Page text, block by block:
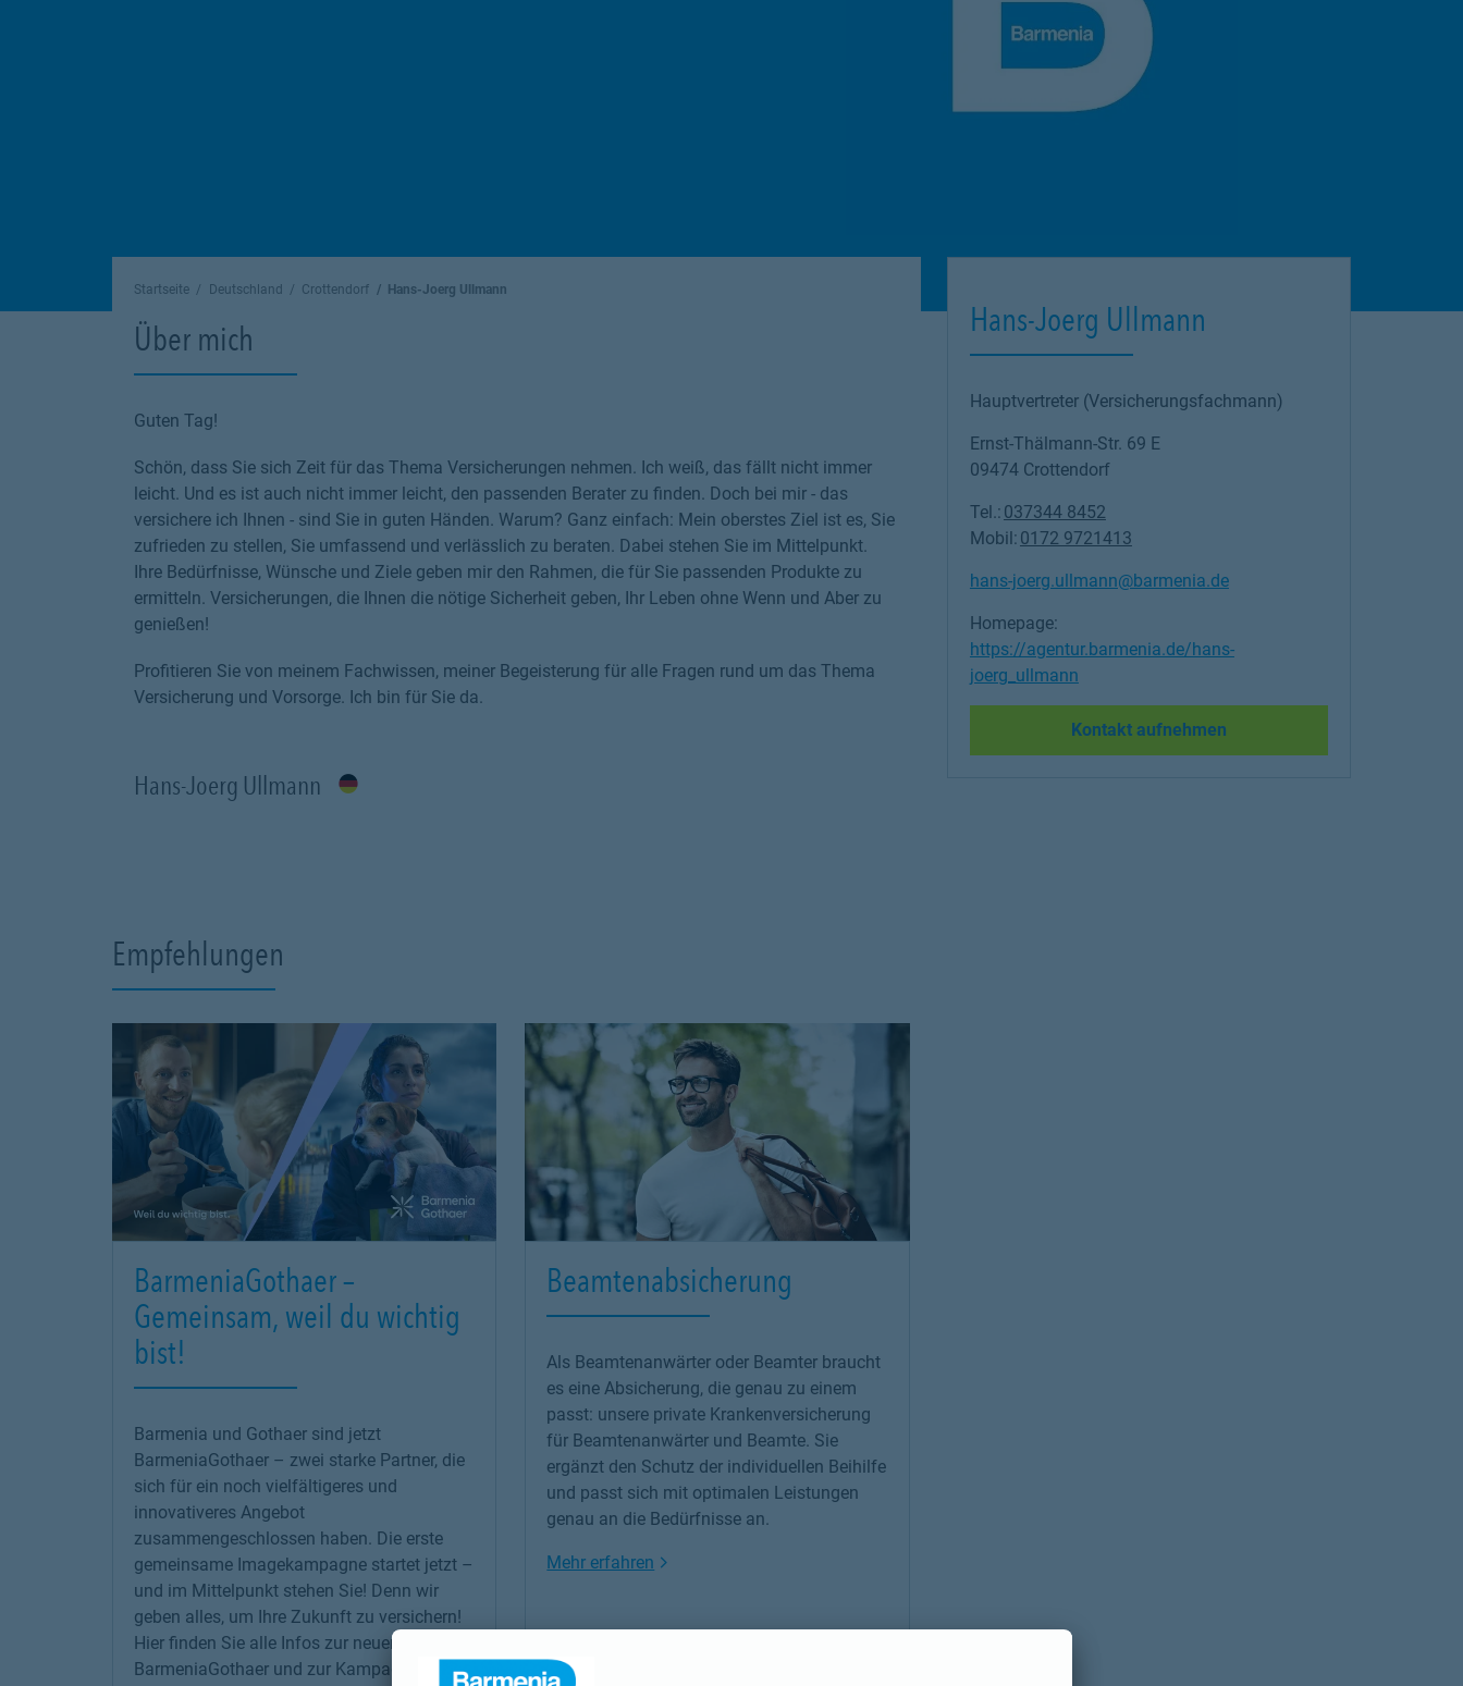
Startseite Deutschland Crottendorf Hans-Joerg Ullmann
Über mich
Guten Tag!
Schön, dass Sie sich Zeit für das Thema Versicherungen nehmen. Ich weiß, das fällt nicht immer
leicht. Und es ist auch nicht immer leicht, den passenden Berater zu finden. Doch bei mir - das
versichere ich Ihnen - sind Sie in guten Händen. Warum? Ganz einfach: Mein oberstes Ziel ist es, Sie
zufrieden zu stellen, Sie umfassend und verlässlich zu beraten. Dabei stehen Sie im Mittelpunkt.
Ihre Bedürfnisse, Wünsche und Ziele geben mir den Rahmen, die für Sie passenden Produkte zu
ermitteln. Versicherungen, die Ihnen die nötige Sicherheit geben, Ihr Leben ohne Wenn und Aber zu
genießen!
Profitieren Sie von meinem Fachwissen, meiner Begeisterung für alle Fragen rund um das Thema
Versicherung und Vorsorge. Ich bin für Sie da.
Hans-Joerg Ullmann
Hans-Joerg Ullmann
Hauptvertreter (Versicherungsfachmann)
Ernst-Thälmann-Str. 69 E
09474 Crottendorf
Tel.: 037344 8452
Mobil: 0172 9721413
hans-joerg.ullmann@barmenia.de
Homepage:
https://agentur.barmenia.de/hans-
joerg_ullmann
Kontakt aufnehmenLink Opens in New Tab
Empfehlungen
BarmeniaGothaer –
Gemeinsam, weil du wichtig
bist!
Barmenia und Gothaer sind jetzt
BarmeniaGothaer – zwei starke Partner, die
sich für ein noch vielfältigeres und
innovativeres Angebot
zusammengeschlossen haben. Die erste
gemeinsame Imagekampagne startet jetzt –
und im Mittelpunkt stehen Sie! Denn wir
geben alles, um Ihre Zukunft zu versichern!
Hier finden Sie alle Infos zur neuen
BarmeniaGothaer und zur Kampagne.
Beamtenabsicherung
Als Beamtenanwärter oder Beamter braucht
es eine Absicherung, die genau zu einem
passt: unsere private Krankenversicherung
für Beamtenanwärter und Beamte. Sie
ergänzt den Schutz der individuellen Beihilfe
und passt sich mit optimalen Leistungen
genau an die Bedürfnisse an.
Mehr erfahren Link Opens in New Tab